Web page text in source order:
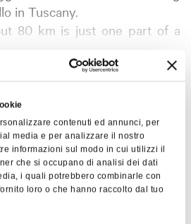
contenuti ed annunci, per
media e per analizzare il nostro
informazioni sul modo in cui utilizzi il
che si occupano di analisi dei dati
i quali potrebbero combinarle con
loro o che hanno raccolto dal tuo
in Tuscany.
80 km is just one part of a
runs in 44 stages, for 3100
and protected areas and
regions from Liguria to the
Sicily. The Apennine Cycling
and mark the entire route
along the Apennines. It
rest stops, strengthen the
involved, and